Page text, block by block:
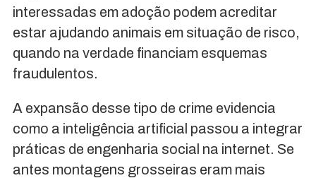
interessadas em adoção podem acreditar
estar ajudando animais em situação de risco,
quando na verdade financiam esquemas
fraudulentos.
A expansão desse tipo de crime evidencia
como a inteligência artificial passou a integrar
práticas de engenharia social na internet. Se
antes montagens grosseiras eram mais